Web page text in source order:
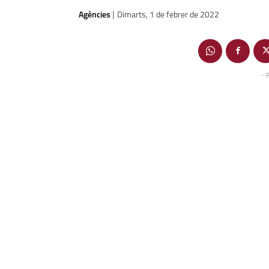
Agències | Dimarts, 1 de febrer de 2022
-